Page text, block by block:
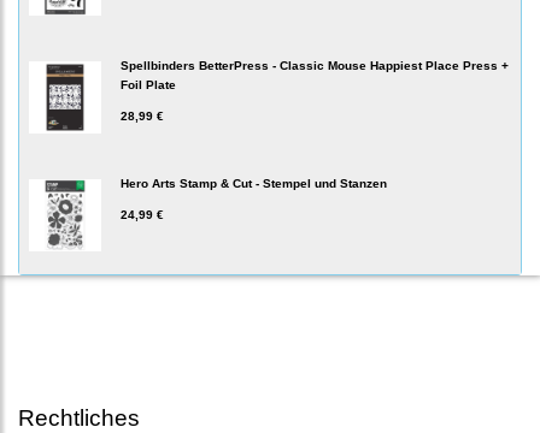
Spellbinders BetterPress - Classic Mouse Happiest Place Press +
Foil Plate
28,99 €
Hero Arts Stamp & Cut - Stempel und Stanzen
24,99 €
Rechtliches